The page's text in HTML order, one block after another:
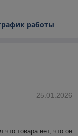
работы
25.01.2026
товара нет, что он